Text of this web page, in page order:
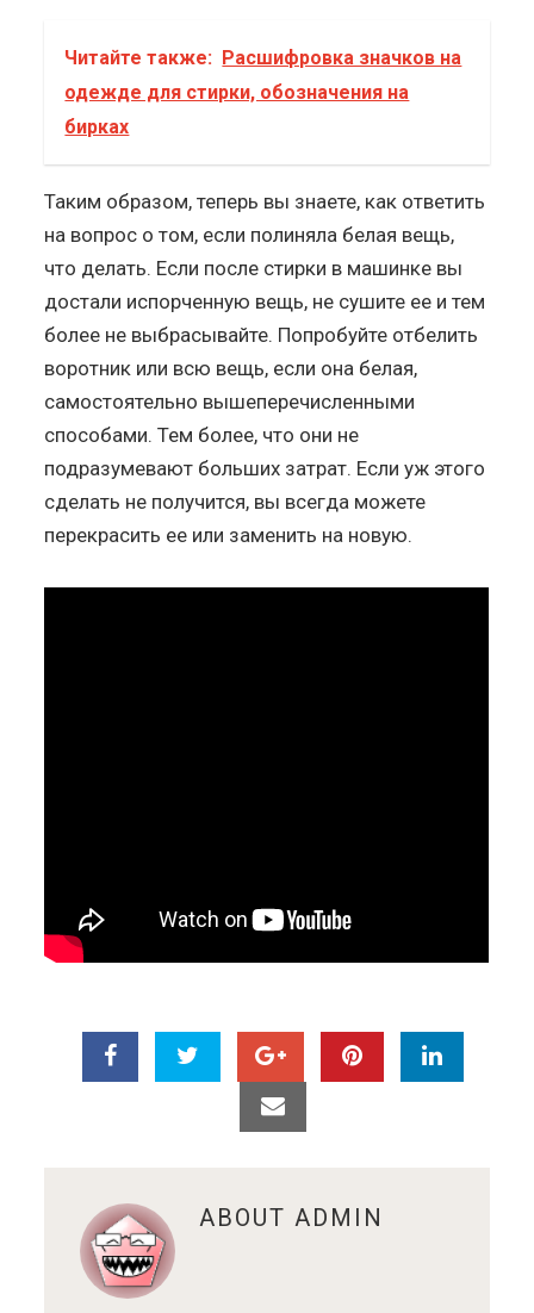
Читайте также: Расшифровка значков на
одежде для стирки, обозначения на
бирках
Таким образом, теперь вы знаете, как ответить
на вопрос о том, если полиняла белая вещь,
что делать. Если после стирки в машинке вы
достали испорченную вещь, не сушите ее и тем
более не выбрасывайте. Попробуйте отбелить
воротник или всю вещь, если она белая,
самостоятельно вышеперечисленными
способами. Тем более, что они не
подразумевают больших затрат. Если уж этого
сделать не получится, вы всегда можете
перекрасить ее или заменить на новую.
ABOUTADMIN